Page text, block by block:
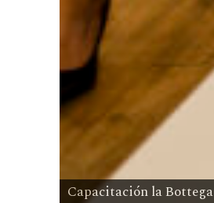
Capacitación la Bottega